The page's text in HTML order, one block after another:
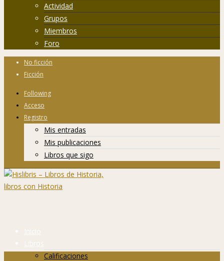
Actividad
Grupos
Miembros
Foro
No ficción
Ficción
Following
Acceso
Registro
Mis entradas
Mis publicaciones
Libros que sigo
Inicio
Libros
Calificaciones